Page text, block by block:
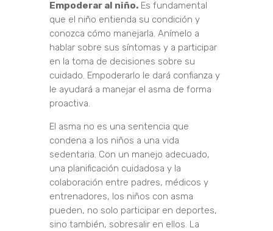
Empoderar al niño.Es fundamental
que el niño entienda su condición y
conozca cómo manejarla. Anímelo a
hablar sobre sus síntomas y a participar
en la toma de decisiones sobre su
cuidado. Empoderarlo le dará confianza y
le ayudará a manejar el asma de forma
proactiva.
El asma no es una sentencia que
condena a los niños a una vida
sedentaria. Con un manejo adecuado,
una planificación cuidadosa y la
colaboración entre padres, médicos y
entrenadores, los niños con asma
pueden, no solo participar en deportes,
sino también, sobresalir en ellos. La